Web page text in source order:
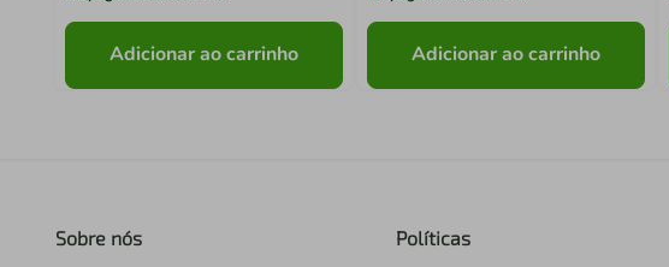
Adicionar ao carrinho Adicionar ao carrinho
Sobre nós Políticas